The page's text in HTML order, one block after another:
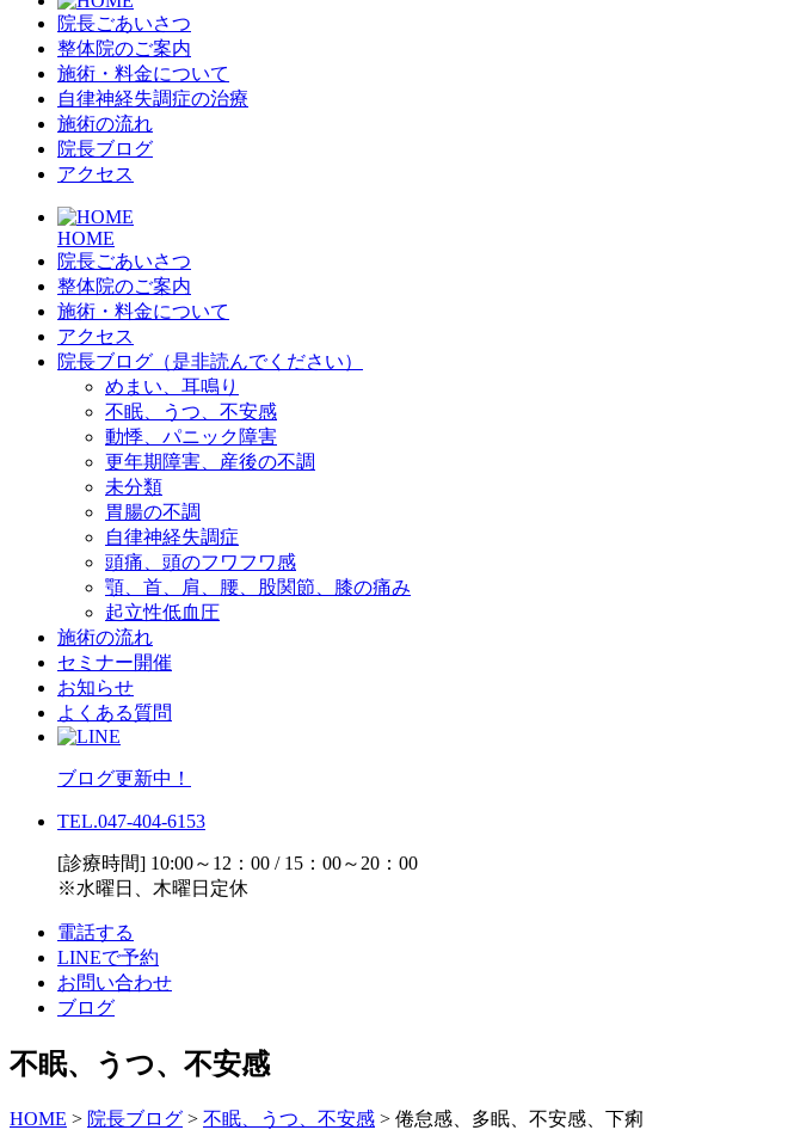
院長ごあいさつ
整体院のご案内
施術・料金について
自律神経失調症の治療
施術の流れ
院長ブログ
アクセス
HOME
院長ごあいさつ
整体院のご案内
施術・料金について
アクセス
院長ブログ（是非読んでください）
めまい、耳鳴り
不眠、うつ、不安感
動悸、パニック障害
更年期障害、産後の不調
未分類
胃腸の不調
自律神経失調症
頭痛、頭のフワフワ感
顎、首、肩、腰、股関節、膝の痛み
起立性低血圧
施術の流れ
セミナー開催
お知らせ
よくある質問
ブログ更新中！
TEL.047-404-6153
[診療時間] 10:00～12：00 / 15：00～20：00
※水曜日、木曜日定休
電話する
LINEで予約
お問い合わせ
ブログ
不眠、うつ、不安感
HOME > 院長ブログ > 不眠、うつ、不安感 > 倦怠感、多眠、不安感、下痢